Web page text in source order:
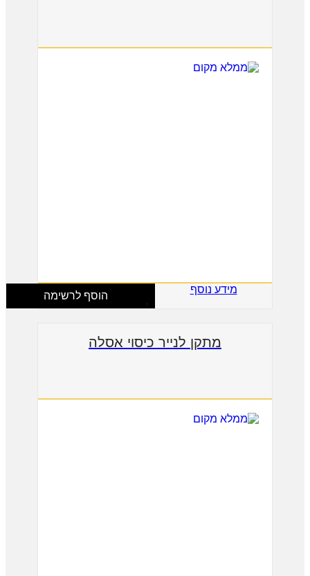
מידע נוסף
הוסף לרשימה
מתקן לנייר כיסוי אסלה